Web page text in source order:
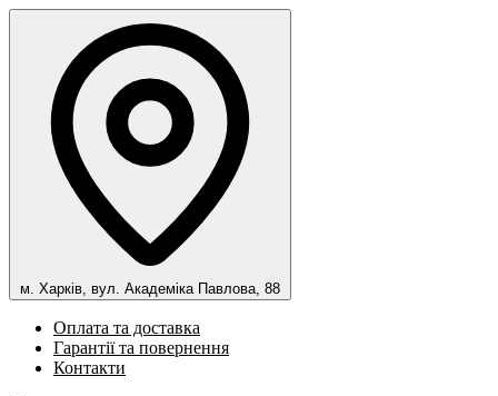
м. Харків, вул. Академіка Павлова, 88
Оплата та доставка
Гарантії та повернення
Контакти